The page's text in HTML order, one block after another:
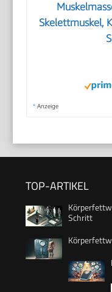
Skelettmuskel,
* Anzeige
TOP-ARTIKEL
Schritt